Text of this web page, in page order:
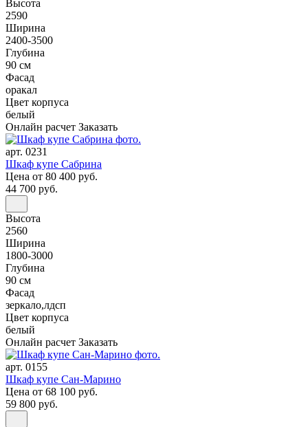
Высота
2590
Ширина
2400-3500
Глубина
90 см
Фасад
оракал
Цвет корпуса
белый
Онлайн расчет Заказать
арт. 0231
Шкаф купе Сабрина
Цена от 80 400 руб.
44 700 руб.
Высота
2560
Ширина
1800-3000
Глубина
90 см
Фасад
зеркало,лдсп
Цвет корпуса
белый
Онлайн расчет Заказать
арт. 0155
Шкаф купе Сан-Марино
Цена от 68 100 руб.
59 800 руб.